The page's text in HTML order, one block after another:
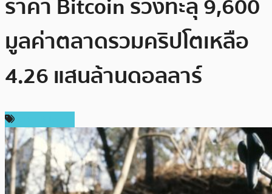
มูลค่าตลาดรวมคริปโตเหลือ
4.26 แสนล้านดอลลาร์